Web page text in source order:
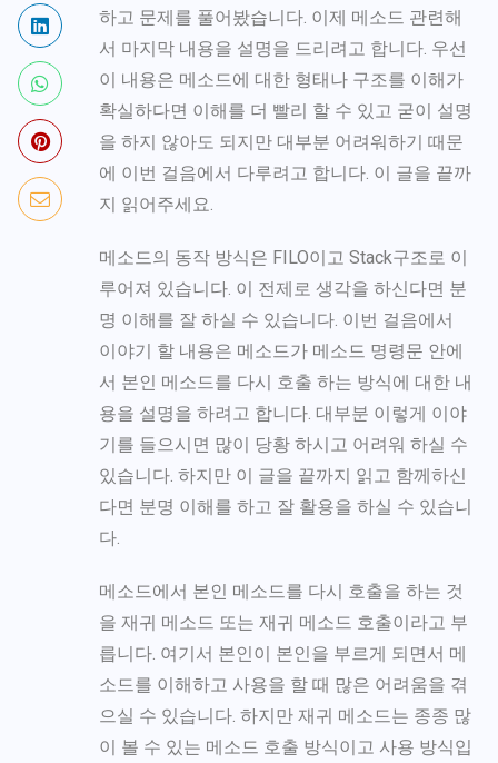
하고 문제를 풀어봤습니다. 이제 메소드 관련해
서 마지막 내용을 설명을 드리려고 합니다. 우선
이 내용은 메소드에 대한 형태나 구조를 이해가
확실하다면 이해를 더 빨리 할 수 있고 굳이 설명
을 하지 않아도 되지만 대부분 어려워하기 때문
에 이번 걸음에서 다루려고 합니다. 이 글을 끝까
지 읽어주세요.
메소드의 동작 방식은 FILO이고 Stack구조로 이
루어져 있습니다. 이 전제로 생각을 하신다면 분
명 이해를 잘 하실 수 있습니다. 이번 걸음에서
이야기 할 내용은 메소드가 메소드 명령문 안에
서 본인 메소드를 다시 호출 하는 방식에 대한 내
용을 설명을 하려고 합니다. 대부분 이렇게 이야
기를 들으시면 많이 당황 하시고 어려워 하실 수
있습니다. 하지만 이 글을 끝까지 읽고 함께하신
다면 분명 이해를 하고 잘 활용을 하실 수 있습니
다.
메소드에서 본인 메소드를 다시 호출을 하는 것
을 재귀 메소드 또는 재귀 메소드 호출이라고 부
릅니다. 여기서 본인이 본인을 부르게 되면서 메
소드를 이해하고 사용을 할 때 많은 어려움을 겪
으실 수 있습니다. 하지만 재귀 메소드는 종종 많
이 볼 수 있는 메소드 호출 방식이고 사용 방식입